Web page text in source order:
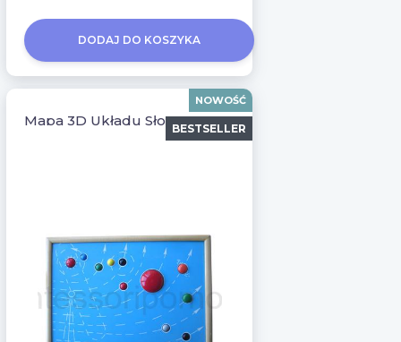
DODAJ DO KOSZYKA
Mapa 3D Układu Słonecznego Montessori
NOWOŚĆ
BESTSELLER